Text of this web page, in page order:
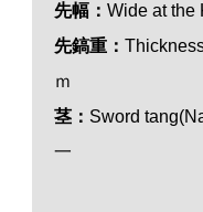
先幅： Wide at
先鎬重：
ｍ
茎： Sword
一